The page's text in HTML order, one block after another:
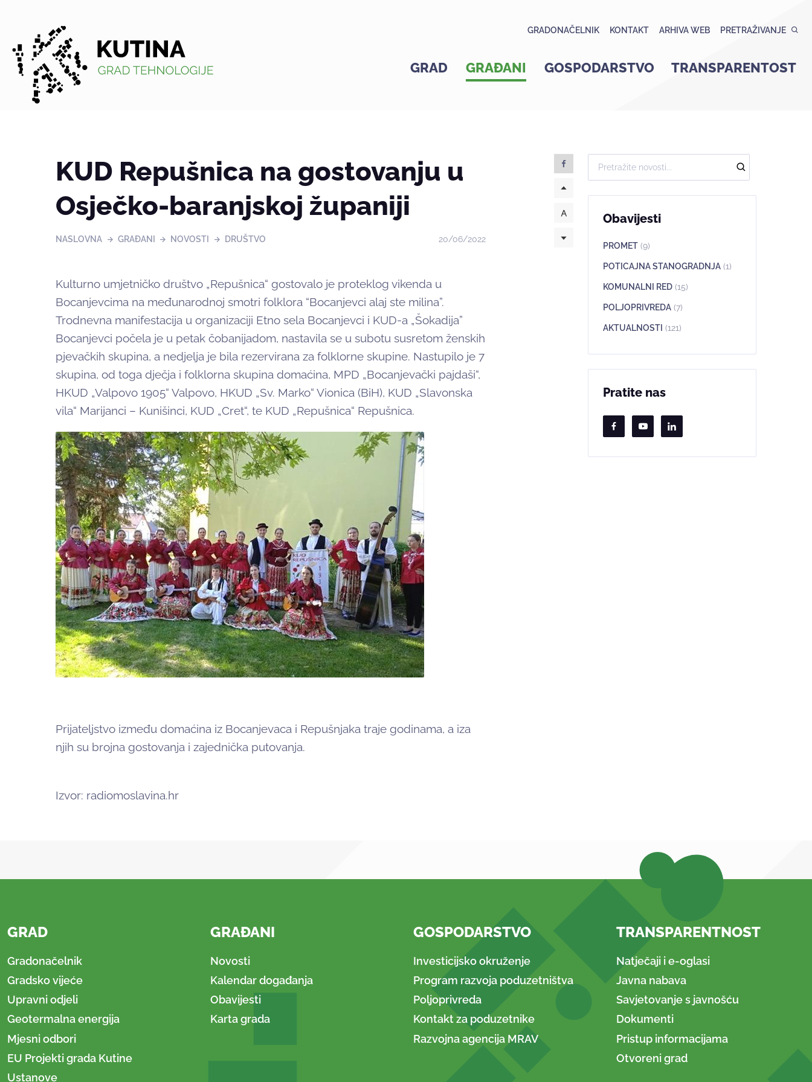
Kutina
GRADONAČELNIK KONTAKT ARHIVA WEB PRETRAŽIVANJE
GRAD GRAĐANI GOSPODARSTVO TRANSPARENTOST
KUD Repušnica na gostovanju u
Osječko-baranjskoj županiji
NASLOVNA GRAĐANI NOVOSTI DRUŠTVO 20/06/2022
Kulturno umjetničko društvo „Repušnica“ gostovalo je proteklog vikenda u
Bocanjevcima na međunarodnoj smotri folklora “Bocanjevci alaj ste milina”.
Trodnevna manifestacija u organizaciji Etno sela Bocanjevci i KUD-a „Šokadija”
Bocanjevci počela je u petak čobanijadom, nastavila se u subotu susretom ženskih
pjevačkih skupina, a nedjelja je bila rezervirana za folklorne skupine. Nastupilo je 7
skupina, od toga dječja i folklorna skupina domaćina, MPD „Bocanjevački pajdaši“,
HKUD „Valpovo 1905“ Valpovo, HKUD „Sv. Marko“ Vionica (BiH), KUD „Slavonska
vila“ Marijanci – Kunišinci, KUD „Cret“, te KUD „Repušnica“ Repušnica.
Prijateljstvo između domaćina iz Bocanjevaca i Repušnjaka traje godinama, a iza
njih su brojna gostovanja i zajednička putovanja.
Izvor: radiomoslavina.hr
Obavijesti
PROMET (9)
POTICAJNA STANOGRADNJA (1)
KOMUNALNI RED (15)
POLJOPRIVREDA (7)
AKTUALNOSTI (121)
Pratite nas
GRAD
Gradonačelnik
Gradsko vijeće
Upravni odjeli
Geotermalna energija
Mjesni odbori
EU Projekti grada Kutine
Ustanove
GRAĐANI
Novosti
Kalendar događanja
Obavijesti
Karta grada
GOSPODARSTVO
Investicijsko okruženje
Program razvoja poduzetništva
Poljoprivreda
Kontakt za poduzetnike
Razvojna agencija MRAV
TRANSPARENTNOST
Natječaji i e-oglasi
Javna nabava
Savjetovanje s javnošću
Dokumenti
Pristup informacijama
Otvoreni grad